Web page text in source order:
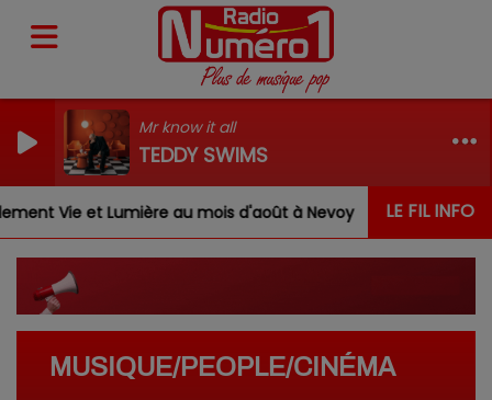
Mr know it all
TEDDY SWIMS
LE FIL INFO
Vie et Lumière au mois d'août à Nevoy Louis,
MUSIQUE/PEOPLE/CINÉMA